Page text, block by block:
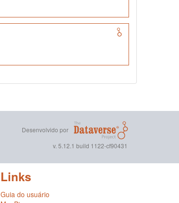
Desenvolvido por
v. 5.12.1 build 1122-cf90431
Links
Guia do usuário